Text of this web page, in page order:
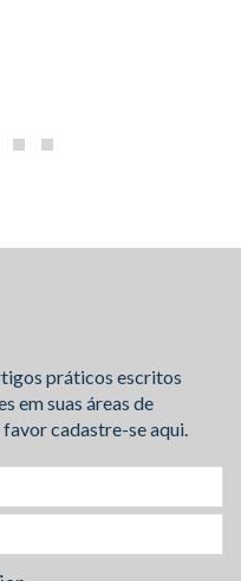
práticos escritos
em suas áreas de
cadastre-se aqui.